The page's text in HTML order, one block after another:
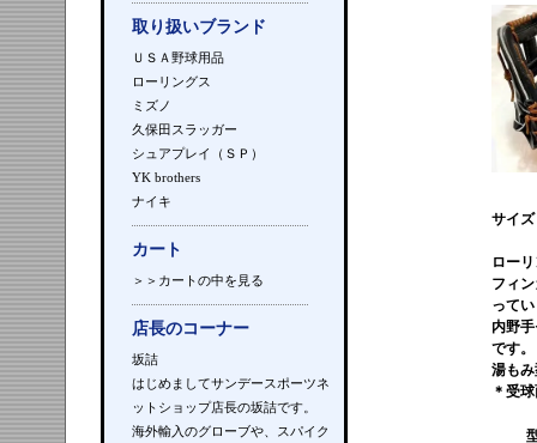
取り扱いブランド
ＵＳＡ野球用品
ローリングス
ミズノ
久保田スラッガー
シュアプレイ（ＳＰ）
YK brothers
ナイキ
カート
＞＞カートの中を見る
店長のコーナー
坂詰
はじめましてサンデースポーツネ
ットショップ店長の坂詰です。
海外輸入のグローブや、スパイク
サイ
ロー
フィ
って
内野
です。
湯も
＊受